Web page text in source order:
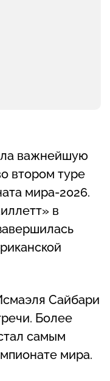
важнейшую
втором туре
мира-2026.
в
Сайбари
Более
самым
мира.